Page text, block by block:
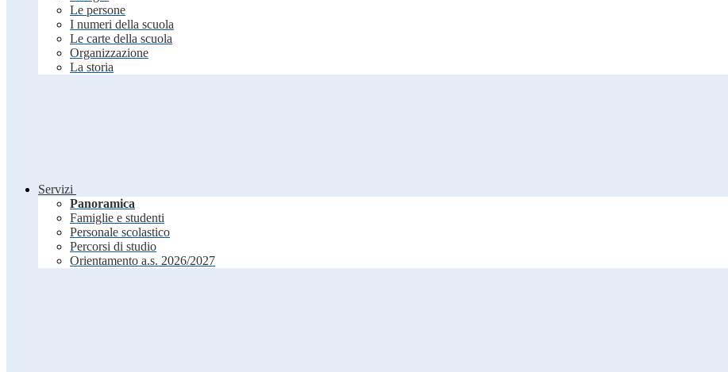
Le persone
I numeri della scuola
Le carte della scuola
Organizzazione
La storia
Servizi
Panoramica
Famiglie e studenti
Personale scolastico
Percorsi di studio
Orientamento a.s. 2026/2027